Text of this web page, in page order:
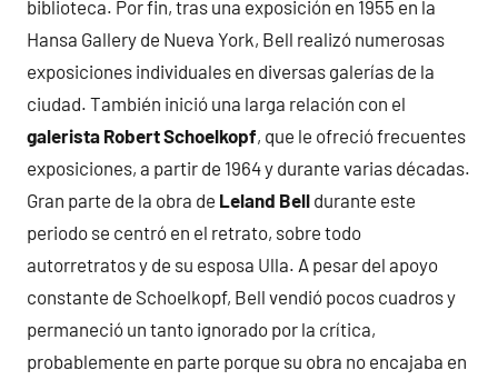
biblioteca. Por fin, tras una exposición en 1955 en la
Hansa Gallery de Nueva York, Bell realizó numerosas
exposiciones individuales en diversas galerías de la
ciudad. También inició una larga relación con el
galerista Robert Schoelkopf, que le ofreció frecuentes
exposiciones, a partir de 1964 y durante varias décadas.
Gran parte de la obra de Leland Bell durante este
periodo se centró en el retrato, sobre todo
autorretratos y de su esposa Ulla. A pesar del apoyo
constante de Schoelkopf, Bell vendió pocos cuadros y
permaneció un tanto ignorado por la crítica,
probablemente en parte porque su obra no encajaba en